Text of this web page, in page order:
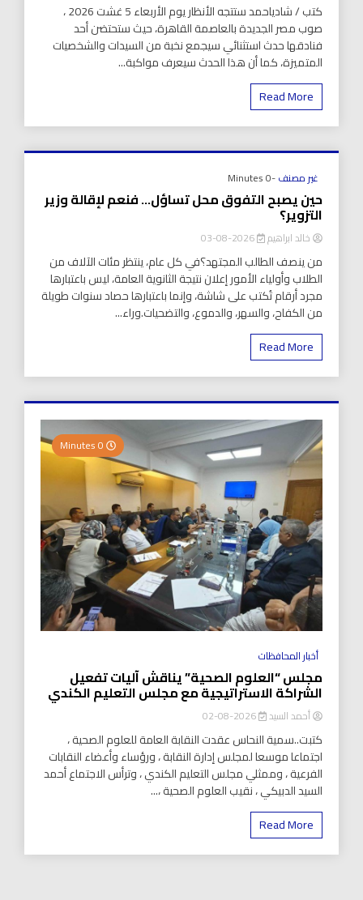
كتب / شادياحمد ستتجه الأنظار يوم الأربعاء 5 غشت 2026 ،
صوب مصر الجديدة بالعاصمة القاهرة، حيث ستحتضن أحد
فنادقها حدث استثنائي سيجمع نخبة من السيدات والشخصيات
المتميزة، كما أن هذا الحدث سيعرف مواكبة...
Read More
غير مصنف-0 Minutes
حين يصبح التفوق محل تساؤل… فنعم لإقالة وزير
التزوير؟
خالد ابراهيم 2026-08-03
من ينصف الطالب المجتهد؟في كل عام، ينتظر مئات الآلاف من
الطلاب وأولياء الأمور إعلان نتيجة الثانوية العامة، ليس باعتبارها
مجرد أرقام تُكتب على شاشة، وإنما باعتبارها حصاد سنوات طويلة
من الكفاح، والسهر، والدموع، والتضحيات.وراء...
Read More
أخبار المحافظات
مجلس “العلوم الصحية” يناقش آليات تفعيل
الشراكة الاستراتيجية مع مجلس التعليم الكندي
أحمد السيد 2026-08-02
كتبت..سمية النحاس عقدت النقابة العامة للعلوم الصحية ،
اجتماعا موسعا لمجلس إدارة النقابة ، ورؤساء وأعضاء النقابات
الفرعية ، وممثلي مجلس التعليم الكندي ، وترأس الاجتماع أحمد
السيد الدبيكي ، نقيب العلوم الصحية ،...
Read More